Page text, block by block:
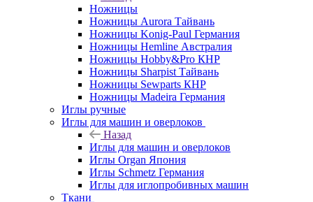
Ножницы
Ножницы Aurora Тайвань
Ножницы Konig-Paul Германия
Ножницы Hemline Австралия
Ножницы Hobby&Pro КНР
Ножницы Sharpist Тайвань
Ножницы Sewparts КНР
Ножницы Madeira Германия
Иглы ручные
Иглы для машин и оверлоков
Назад
Иглы для машин и оверлоков
Иглы Organ Япония
Иглы Schmetz Германия
Иглы для иглопробивных машин
Ткани